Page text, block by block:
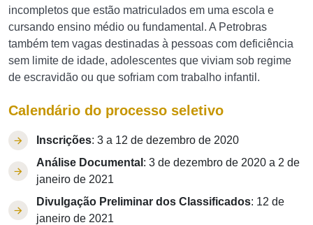
incompletos que estão matriculados em uma escola e
cursando ensino médio ou fundamental. A Petrobras
também tem vagas destinadas à pessoas com deficiência
sem limite de idade, adolescentes que viviam sob regime
de escravidão ou que sofriam com trabalho infantil.
Calendário do processo seletivo
Inscrições: 3 a 12 de dezembro de 2020
Análise Documental : 3 de dezembro de 2020 a 2 de
janeiro de 2021
Divulgação Preliminar dos Classificados: 12 de
janeiro de 2021